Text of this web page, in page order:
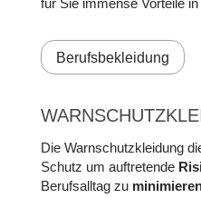
Berufsbekleidung
Die Warn­schutz­kleidung
Schutz um auf­treten­de
Berufs­all­tag zu